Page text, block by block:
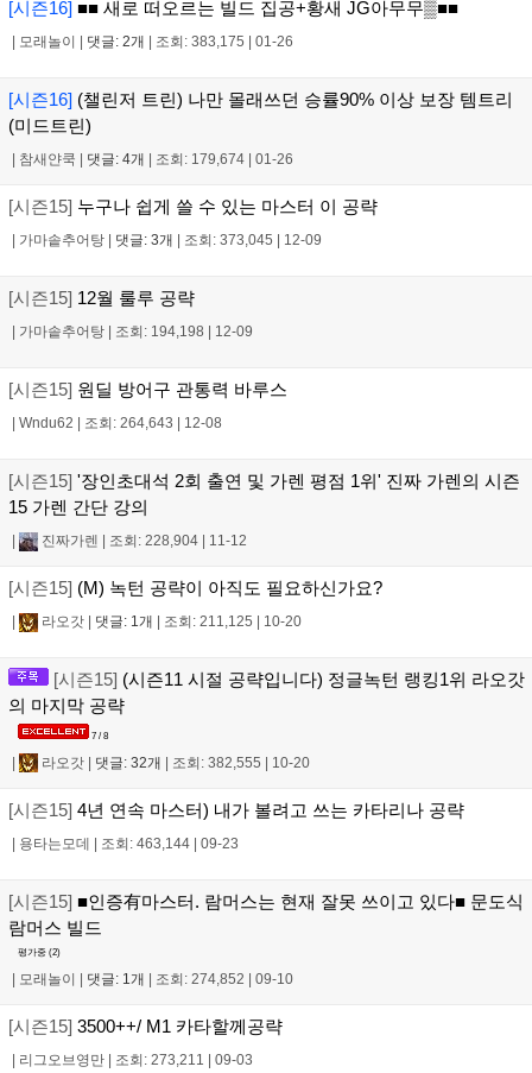
[시즌16] ■■ 새로 떠오르는 빌드 집공+황새 JG아무무▒■■
모래놀이 댓글: 2개 조회: 383,175 01-26
[시즌16] (챌린저 트린) 나만 몰래쓰던 승률90% 이상 보장 템트리
(미드트린)
참새얀쿡 댓글: 4개 조회: 179,674 01-26
[시즌15] 누구나 쉽게 쓸 수 있는 마스터 이 공략
가마솥추어탕 댓글: 3개 조회: 373,045 12-09
[시즌15] 12월 룰루 공략
가마솥추어탕 조회: 194,198 12-09
[시즌15] 원딜 방어구 관통력 바루스
Wndu62 조회: 264,643 12-08
[시즌15] '장인초대석 2회 출연 및 가렌 평점 1위' 진짜 가렌의 시즌
15 가렌 간단 강의
진짜가렌 조회: 228,904 11-12
[시즌15] (M) 녹턴 공략이 아직도 필요하신가요?
라오갓 댓글: 1개 조회: 211,125 10-20
[시즌15] (시즌11 시절 공략입니다) 정글녹턴 랭킹1위 라오갓
의 마지막 공략
7 / 8
| 라오갓 | 댓글: 32개 | 조회: 382,555 | 10-20
[시즌15] 4년 연속 마스터) 내가 볼려고 쓰는 카타리나 공략
| 용타는모데 | 조회: 463,144 | 09-23
[시즌15] ■인증有마스터. 람머스는 현재 잘못 쓰이고 있다■ 문도식
람머스 빌드
평가중 (2)
모래놀이 댓글: 1개 조회: 274,852 09-10
[시즌15] 3500++/ M1 카타할께공략
리그오브영만 조회: 273,211 09-03